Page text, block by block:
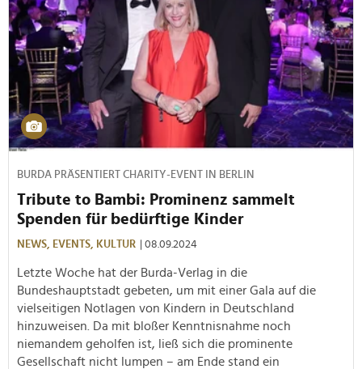
BURDA PRÄSENTIERT CHARITY-EVENT IN BERLIN
Tribute to Bambi: Prominenz sammelt
Spenden für bedürftige Kinder
NEWS, EVENTS, KULTUR | 08.09.2024
Letzte Woche hat der Burda-Verlag in die
Bundeshauptstadt gebeten, um mit einer Gala auf die
vielseitigen Notlagen von Kindern in Deutschland
hinzuweisen. Da mit bloßer Kenntnisnahme noch
niemandem geholfen ist, ließ sich die prominente
Gesellschaft nicht lumpen – am Ende stand ein